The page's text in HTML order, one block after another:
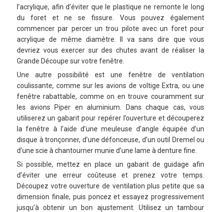
l’acrylique, afin d’éviter que le plastique ne remonte le long
du foret et ne se fissure. Vous pouvez également
commencer par percer un trou pilote avec un foret pour
acrylique de même diamètre. Il va sans dire que vous
devriez vous exercer sur des chutes avant de réaliser la
Grande Découpe sur votre fenêtre.
Une autre possibilité est une fenêtre de ventilation
coulissante, comme sur les avions de voltige Extra, ou une
fenêtre rabattable, comme on en trouve couramment sur
les avions Piper en aluminium. Dans chaque cas, vous
utiliserez un gabarit pour repérer l’ouverture et découperez
la fenêtre à l’aide d’une meuleuse d’angle équipée d’un
disque à tronçonner, d’une défonceuse, d’un outil Dremel ou
d’une scie à chantourner munie d’une lame à denture fine.
Si possible, mettez en place un gabarit de guidage afin
d’éviter une erreur coûteuse et prenez votre temps.
Découpez votre ouverture de ventilation plus petite que sa
dimension finale, puis poncez et essayez progressivement
jusqu’à obtenir un bon ajustement. Utilisez un tambour